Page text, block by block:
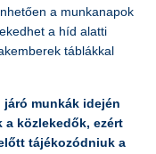
a munkanapok
a híd alatti
táblákkal
munkák idején
a közlekedők, ezért
tájékozódniuk a